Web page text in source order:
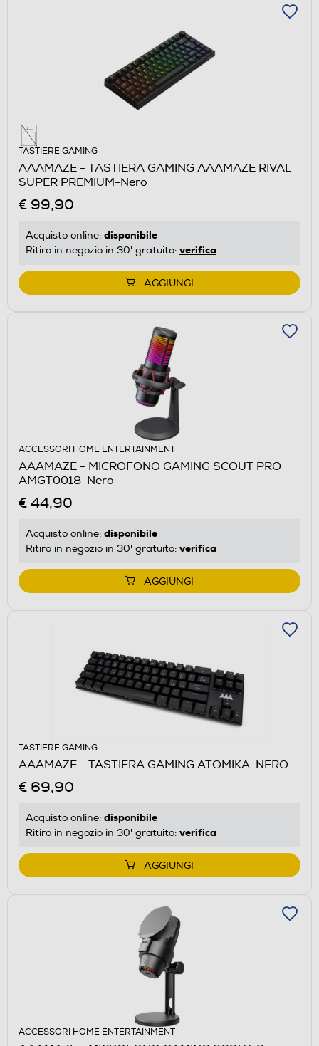
TASTIERE GAMING
AAAMAZE - TASTIERA GAMING AAAMAZE RIVAL
SUPER PREMIUM-Nero
€ 99,90
Acquisto online: disponibile
Ritiro in negozio in 30' gratuito: verifica
AGGIUNGI
ACCESSORI HOME ENTERTAINMENT
AAAMAZE - MICROFONO GAMING SCOUT PRO
AMGT0018-Nero
€ 44,90
Acquisto online: disponibile
Ritiro in negozio in 30' gratuito: verifica
AGGIUNGI
TASTIERE GAMING
AAAMAZE - TASTIERA GAMING ATOMIKA-NERO
€ 69,90
Acquisto online: disponibile
Ritiro in negozio in 30' gratuito: verifica
AGGIUNGI
ACCESSORI HOME ENTERTAINMENT